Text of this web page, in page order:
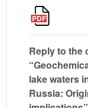
Reply to the
lake waters
Russia: